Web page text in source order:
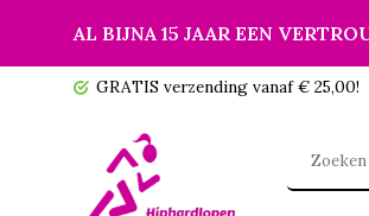
AL BIJNA 15 JAAR EEN
GRATIS verzending vanaf € 25,00!